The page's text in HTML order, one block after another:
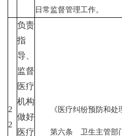
日常监督管理工作。
2
2
负责
指
导、
监督
医疗
机构
做好
医疗
《医疗纠纷预防和处
第六条 卫生主管部门